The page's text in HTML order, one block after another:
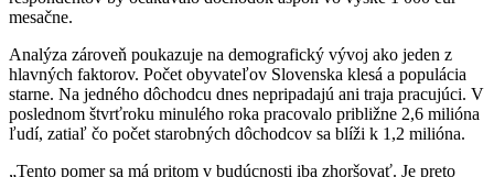
mesačne.
Analýza zároveň poukazuje na demografický vývoj ako jeden z
hlavných faktorov. Počet obyvateľov Slovenska klesá a populácia
starne. Na jedného dôchodcu dnes nepripadajú ani traja pracujúci. V
poslednom štvrťroku minulého roka pracovalo približne 2,6 milióna
ľudí, zatiaľ čo počet starobných dôchodcov sa blíži k 1,2 milióna.
„Tento pomer sa má pritom v budúcnosti iba zhoršovať. Je preto